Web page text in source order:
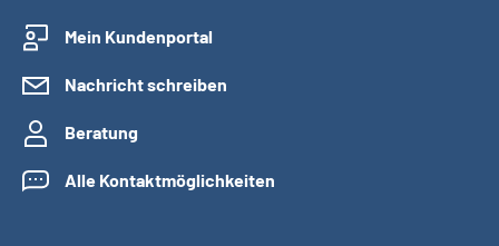
Mein Kundenportal
Nachricht schreiben
Beratung
Alle Kontaktmöglichkeiten